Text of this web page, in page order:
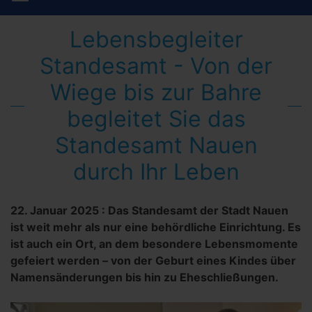
Lebensbegleiter
Standesamt - Von der
Wiege bis zur Bahre
begleitet Sie das
Standesamt Nauen
durch Ihr Leben
22. Januar 2025 : Das Standesamt der Stadt Nauen
ist weit mehr als nur eine behördliche Einrichtung. Es
ist auch ein Ort, an dem besondere Lebensmomente
gefeiert werden – von der Geburt eines Kindes über
Namensänderungen bis hin zu Eheschließungen.